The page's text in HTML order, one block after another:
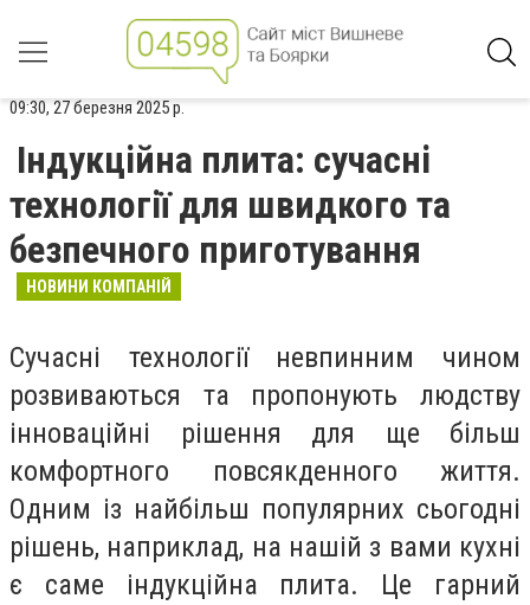
09:30, 27 березня 2025 р.
Індукційна плита: сучасні
технології для швидкого та
безпечного приготування
НОВИНИ КОМПАНІЙ
Сучасні технології невпинним чином
розвиваються та пропонують людству
інноваційні рішення для ще більш
комфортного повсякденного життя.
Одним із найбільш популярних сьогодні
рішень, наприклад, на нашій з вами кухні
є саме індукційна плита. Це гарний